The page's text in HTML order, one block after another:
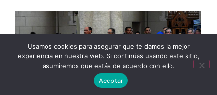
Usamos cookies para asegurar que te damos la mejor
experiencia en nuestra web. Si continúas usando este sitio,
asumiremos que estás de acuerdo con ello.
Aceptar